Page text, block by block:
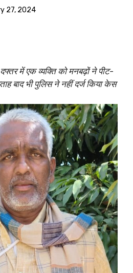
27, 2024
में एक व्यक्ति को मनबढ़ों ने पीट-
बाद भी पुलिस ने नहीं दर्ज किया केस